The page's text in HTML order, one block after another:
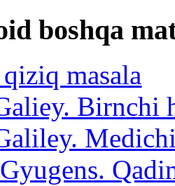
boshqa
masala
Birnchi